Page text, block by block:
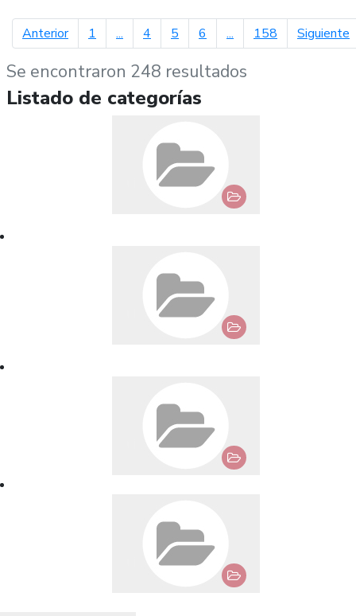
Anteriorpágina anterior
1 ... 4 5 6 ... 158 Siguiente
Se encontraron 248 resultados
Listado de categorías